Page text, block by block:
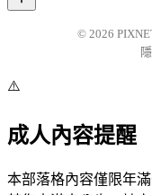
© 2026
⚠️
成人內容提醒
本部落格內容僅限年